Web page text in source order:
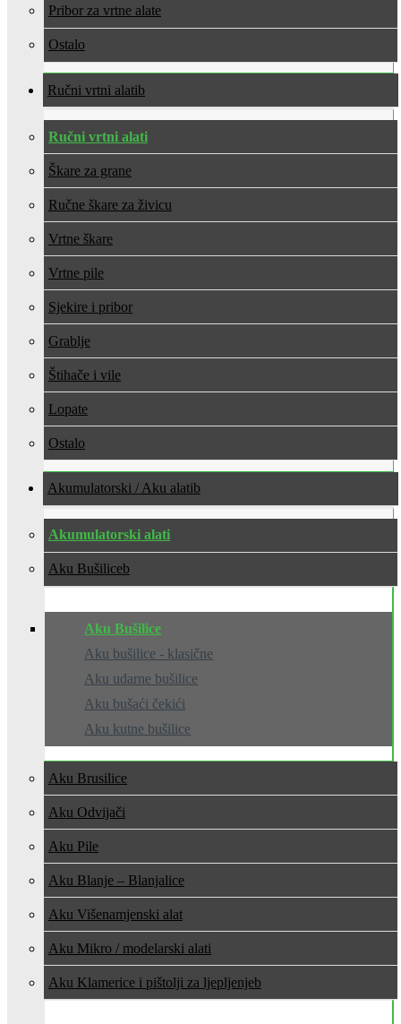
Pribor za vrtne alate
Ostalo
Ručni vrtni alati
Ručni vrtni alati
Škare za grane
Ručne škare za živicu
Vrtne škare
Vrtne pile
Sjekire i pribor
Grablje
Štihače i vile
Lopate
Ostalo
Akumulatorski / Aku alati
Akumulatorski alati
Aku Bušilice
Aku Bušilice
Aku bušilice - klasične
Aku udarne bušilice
Aku bušaći čekići
Aku kutne bušilice
Aku Brusilice
Aku Odvijači
Aku Pile
Aku Blanje – Blanjalice
Aku Višenamjenski alat
Aku Mikro / modelarski alati
Aku Klamerice i pištolji za ljepljenje